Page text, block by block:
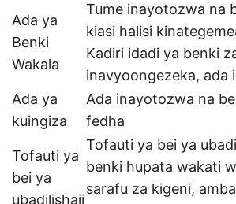
Ada ya
Benki
Wakala
Tume inayotozwa na
kiasi halisi
Kadiri idadi ya benki
inavyoongezeka, ada
Ada ya
kuingiza
Ada inayotozwa na
fedha
Tofauti ya
bei ya
ubadilishaji
Tofauti ya bei ya
benki hupata wakati
sarafu za kigeni,